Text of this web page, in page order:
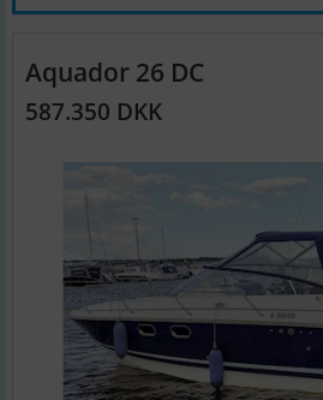
Aquador 26 DC
587.350 DKK